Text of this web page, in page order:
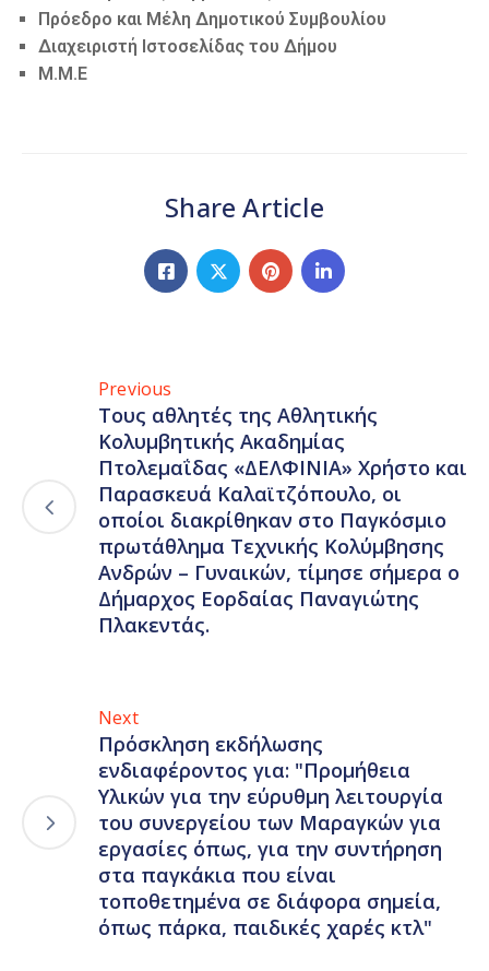
Πρόεδρο και Μέλη Δημοτικού Συμβουλίου
Διαχειριστή Ιστοσελίδας του Δήμου
Μ.Μ.Ε
Share Article
Previous
Tους αθλητές της Αθλητικής
Κολυμβητικής Ακαδημίας
Πτολεμαΐδας «ΔΕΛΦΙΝΙΑ» Χρήστο και
Παρασκευά Καλαϊτζόπουλο, οι
οποίοι διακρίθηκαν στο Παγκόσμιο
πρωτάθλημα Τεχνικής Κολύμβησης
Ανδρών – Γυναικών, τίμησε σήμερα ο
Δήμαρχος Εορδαίας Παναγιώτης
Πλακεντάς.
Next
Πρόσκληση εκδήλωσης
ενδιαφέροντος για: "Προμήθεια
Υλικών για την εύρυθμη λειτουργία
του συνεργείου των Μαραγκών για
εργασίες όπως, για την συντήρηση
στα παγκάκια που είναι
τοποθετημένα σε διάφορα σημεία,
όπως πάρκα, παιδικές χαρές κτλ"